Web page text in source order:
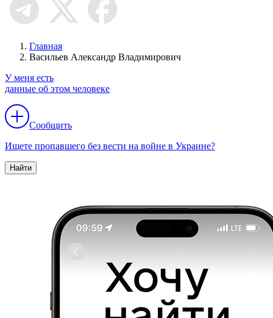
Главная
Васильев Александр Владимирович
У меня есть
данные об этом человеке
Сообщить
Ищете пропавшего без вести на войне в Украине?
Найти